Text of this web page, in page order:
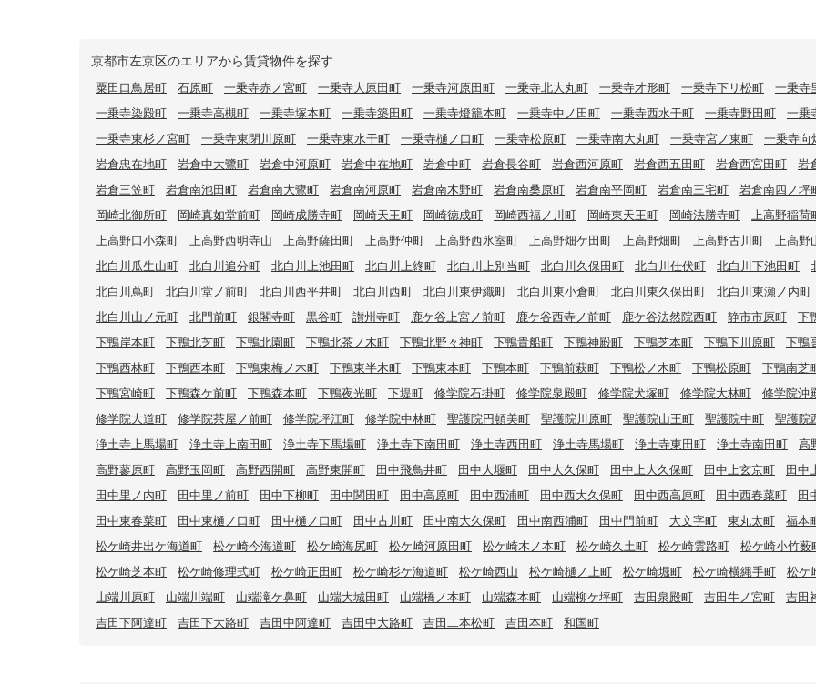
京都市左京区のエリアから賃貸物件を探す
粟田口鳥居町 石原町 一乗寺赤ノ宮町 一乗寺大原田町 一乗寺河原田町 一乗寺北大丸町 一乗寺才形町 一乗寺下リ松町
一乗寺
一乗寺染殿町
一乗寺高槻町 一乗寺塚本町 一乗寺築田町 一乗寺燈籠本町 一乗寺中ノ田町 一乗寺西水干町 一乗寺野田町
一乗
一乗寺東杉ノ宮町
一乗寺東閉川原町 一乗寺東水干町 一乗寺樋ノ口町 一乗寺松原町 一乗寺南大丸町 一乗寺宮ノ東町
一乗寺向
岩倉忠在地町
岩倉中大鷺町 岩倉中河原町 岩倉中在地町 岩倉中町 岩倉長谷町 岩倉西河原町 岩倉西五田町 岩倉西宮田町
岩
岩倉三笠町
岩倉南池田町 岩倉南大鷺町 岩倉南河原町 岩倉南木野町 岩倉南桑原町 岩倉南平岡町 岩倉南三宅町
岩倉南四ノ坪
岡崎北御所町
岡崎真如堂前町 岡崎成勝寺町 岡崎天王町 岡崎徳成町 岡崎西福ノ川町 岡崎東天王町 岡崎法勝寺町
上高野稲荷
上高野口小森町
上高野西明寺山 上高野薩田町 上高野仲町 上高野西氷室町 上高野畑ケ田町 上高野畑町 上高野古川町
上高野
北白川瓜生山町
北白川追分町 北白川上池田町 北白川上終町 北白川上別当町 北白川久保田町 北白川仕伏町 北白川下池田町
北白川蔦町
北白川堂ノ前町 北白川西平井町 北白川西町 北白川東伊織町 北白川東小倉町 北白川東久保田町
北白川東瀬ノ内町
北白川山ノ元町
北門前町 銀閣寺町 黒谷町 讃州寺町 鹿ケ谷上宮ノ前町 鹿ケ谷西寺ノ前町 鹿ケ谷法然院西町 静市市原町
下
下鴨岸本町
下鴨北芝町 下鴨北園町 下鴨北茶ノ木町 下鴨北野々神町 下鴨貴船町 下鴨神殿町 下鴨芝本町 下鴨下川原町
下鴨
下鴨西林町
下鴨西本町 下鴨東梅ノ木町 下鴨東半木町 下鴨東本町 下鴨本町 下鴨前萩町 下鴨松ノ木町 下鴨松原町
下鴨南芝
下鴨宮崎町
下鴨森ケ前町 下鴨森本町 下鴨夜光町 下堤町 修学院石掛町 修学院泉殿町 修学院犬塚町 修学院大林町
修学院沖
修学院大道町
修学院茶屋ノ前町 修学院坪江町 修学院中林町 聖護院円頓美町 聖護院川原町 聖護院山王町 聖護院中町
聖護院
浄土寺上馬場町
浄土寺上南田町 浄土寺下馬場町 浄土寺下南田町 浄土寺西田町 浄土寺馬場町 浄土寺東田町 浄土寺南田町
高
高野蓼原町
高野玉岡町 高野西開町 高野東開町 田中飛鳥井町 田中大堰町 田中大久保町 田中上大久保町 田中上玄京町
田中
田中里ノ内町
田中里ノ前町 田中下柳町 田中関田町 田中高原町 田中西浦町 田中西大久保町 田中西高原町 田中西春菜町
田
田中東春菜町
田中東樋ノ口町 田中樋ノ口町 田中古川町 田中南大久保町 田中南西浦町 田中門前町 大文字町 東丸太町
福本
松ケ崎井出ケ海道町
松ケ崎今海道町 松ケ崎海尻町 松ケ崎河原田町 松ケ崎木ノ本町 松ケ崎久土町 松ケ崎雲路町
松ケ崎小竹薮
松ケ崎芝本町
松ケ崎修理式町 松ケ崎正田町 松ケ崎杉ケ海道町 松ケ崎西山 松ケ崎樋ノ上町 松ケ崎堀町 松ケ崎横縄手町
松ケ
山端川原町
山端川端町 山端滝ケ鼻町 山端大城田町 山端橋ノ本町 山端森本町 山端柳ケ坪町 吉田泉殿町 吉田牛ノ宮町
吉田
吉田下阿達町
吉田下大路町 吉田中阿達町 吉田中大路町 吉田二本松町 吉田本町 和国町